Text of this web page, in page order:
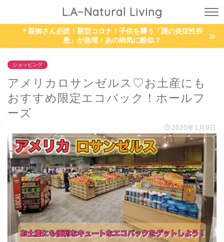
L.A−Natural Living
＊親御さん必読！新型コロナ！子供を襲う「謎の炎症性疾
患」が急増！あの病気に酷似？
ショッピング
アメリカロサンゼルス♡お土産にも
おすすめ限定エコバック！ホールフ
ーズ
2020年1月9日